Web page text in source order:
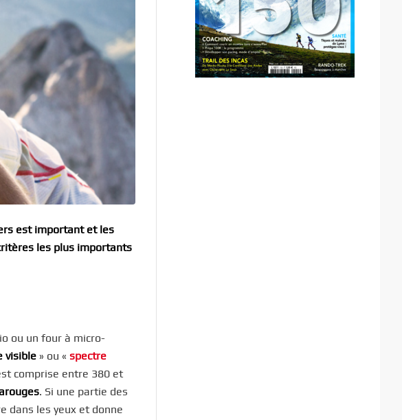
est important et les
les plus importants
ou un four à micro-
visible » ou « spectre
comprise entre 380 et
. Si une partie des
dans les yeux et donne